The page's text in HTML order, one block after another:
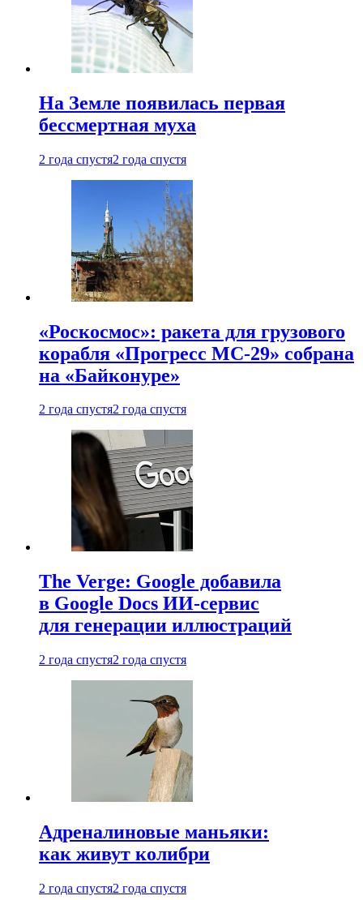
На Земле появилась первая
бессмертная муха
2 года спустя2 года спустя
«Роскосмос»: ракета для грузового
корабля «Прогресс МС-29» собрана
на «Байконуре»
2 года спустя2 года спустя
The Verge: Google добавила
в Google Docs ИИ-сервис
для генерации иллюстраций
2 года спустя2 года спустя
Адреналиновые маньяки:
как живут колибри
2 года спустя2 года спустя